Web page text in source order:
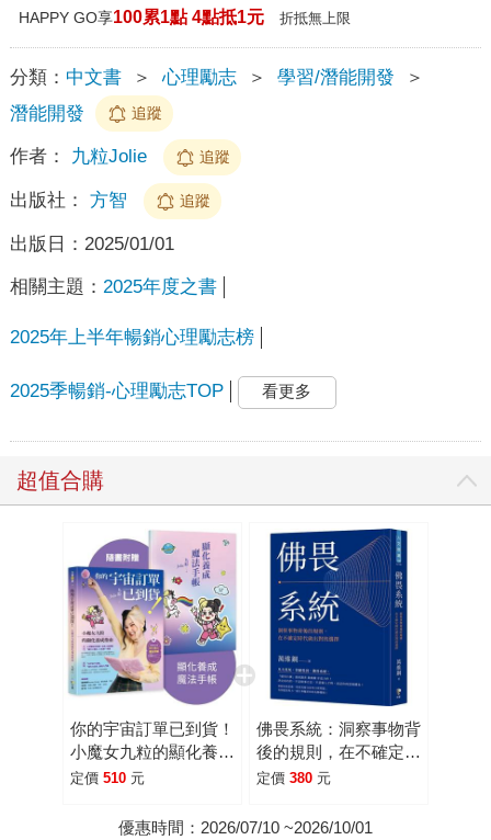
HAPPY GO享100累1點 4點抵1元 折抵無上限
分類： 中文書 ＞ 心理勵志 ＞ 學習/潛能開發
＞
潛能開發
追蹤
作者： 九粒Jolie 追蹤
出版社： 方智 追蹤
出版日： 2025/01/01
相關主題： 2025年度之書
2025年上半年暢銷心理勵志榜
2025季暢銷-心理勵志TOP 看更多
超值合購
你的宇宙訂單已到貨！
小魔女九粒的顯化養成
指南【1書+1手帳】
定價 510 元
佛畏系統：洞察事物背
後的規則，在不確定時
代做出對的選擇
定價 380 元
優惠時間：2026/07/10 ~2026/10/01